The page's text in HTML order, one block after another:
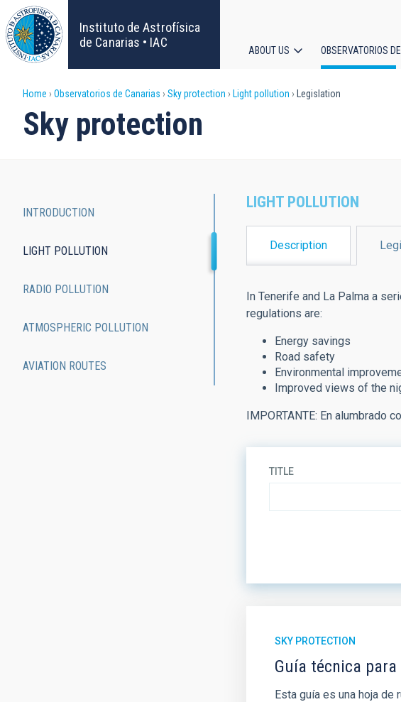
Skip
to
main
content
Instituto de Astrofísica
de Canarias • IAC
navigation
ABOUT US OBSERVATORIOS
Breadcrumb
Home Observatorios de Canarias Sky protection Light pollution Legislation
Sky protection
LIGHT POLLUTION
Description
In Tenerife and La Palma a
regulations are:
Energy savings
Road safety
Environmental
Improved views of the
IMPORTANTE: En alumbrado
TITLE
SKY PROTECTION
Guía técnica
Esta guía es una hoja
navigation
INTRODUCTION
LIGHT POLLUTION
RADIO POLLUTION
ATMOSPHERIC POLLUTION
AVIATION ROUTES